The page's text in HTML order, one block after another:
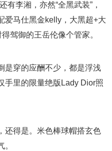
有李湘，亦然“全黑武装”，
爱马仕黑金kelly，大黑超+大
驾御的王岳伦像个管家。
是穿的应酬不少，都是浮浅
手里的限量绝版Lady Dior照
还得是。米色棒球帽搭玄色